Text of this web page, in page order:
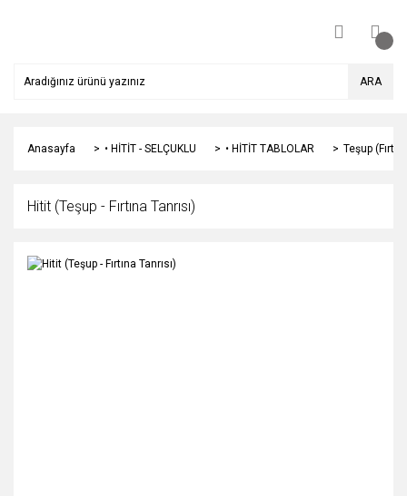
ARA
Anasayfa • HİTİT - SELÇUKLU • HİTİT TABLOLAR Teşup
Hitit (Teşup - Fırtına Tanrısı)